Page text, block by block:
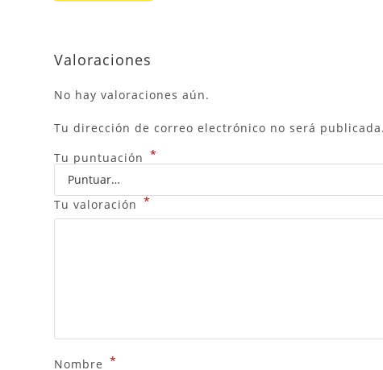
Valoraciones
No hay valoraciones aún.
Tu dirección de correo electrónico no será publicada.
Tu puntuación *
Tu valoración *
Nombre *